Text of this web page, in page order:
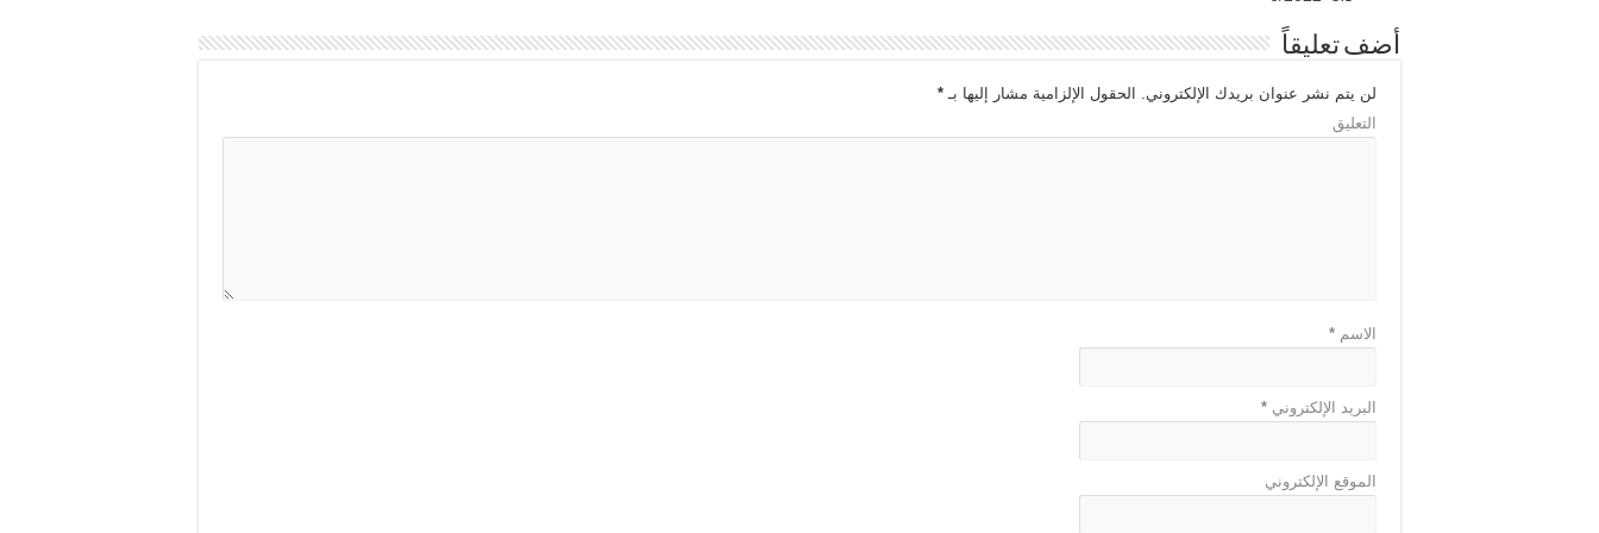
أضف تعليقاً
لن يتم نشر عنوان بريدك الإلكتروني. الحقول الإلزامية مشار إليها بـ *
التعليق
الاسم *
البريد الإلكتروني *
الموقع الإلكتروني